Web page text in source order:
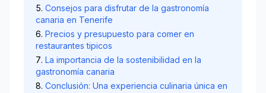
Consejos para disfrutar de la gastronomía
canaria en Tenerife
Precios y presupuesto para comer en
restaurantes tipicos
La importancia de la sostenibilidad en la
gastronomía canaria
Conclusión: Una experiencia culinaria única en